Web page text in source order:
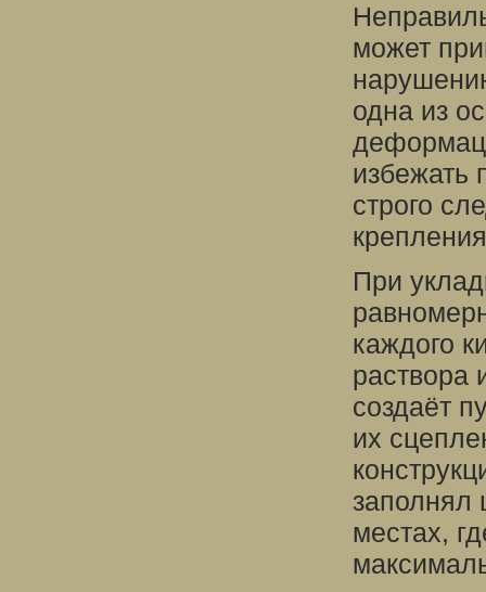
может
одна из
избежать
строго
При
каждого
раствора
создаёт
их
заполнял
местах,